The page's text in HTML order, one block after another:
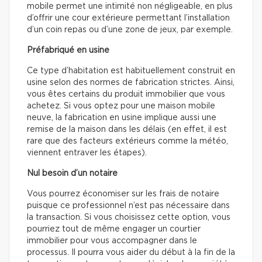
mobile permet une intimité non négligeable, en plus
d’offrir une cour extérieure permettant l’installation
d’un coin repas ou d’une zone de jeux, par exemple.
Préfabriqué en usine
Ce type d’habitation est habituellement construit en
usine selon des normes de fabrication strictes. Ainsi,
vous êtes certains du produit immobilier que vous
achetez. Si vous optez pour une maison mobile
neuve, la fabrication en usine implique aussi une
remise de la maison dans les délais (en effet, il est
rare que des facteurs extérieurs comme la météo,
viennent entraver les étapes).
Nul besoin d’un notaire
Vous pourrez économiser sur les frais de notaire
puisque ce professionnel n’est pas nécessaire dans
la transaction. Si vous choisissez cette option, vous
pourriez tout de même engager un courtier
immobilier pour vous accompagner dans le
processus. Il pourra vous aider du début à la fin de la